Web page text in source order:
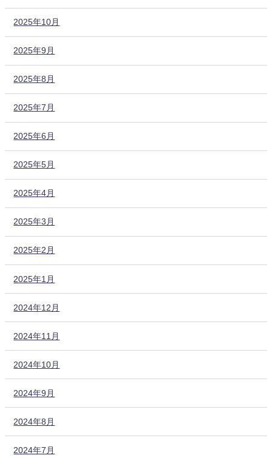
2025年10月
2025年9月
2025年8月
2025年7月
2025年6月
2025年5月
2025年4月
2025年3月
2025年2月
2025年1月
2024年12月
2024年11月
2024年10月
2024年9月
2024年8月
2024年7月